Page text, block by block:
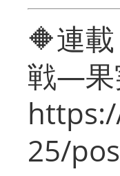
🔶連
戦―果
25/